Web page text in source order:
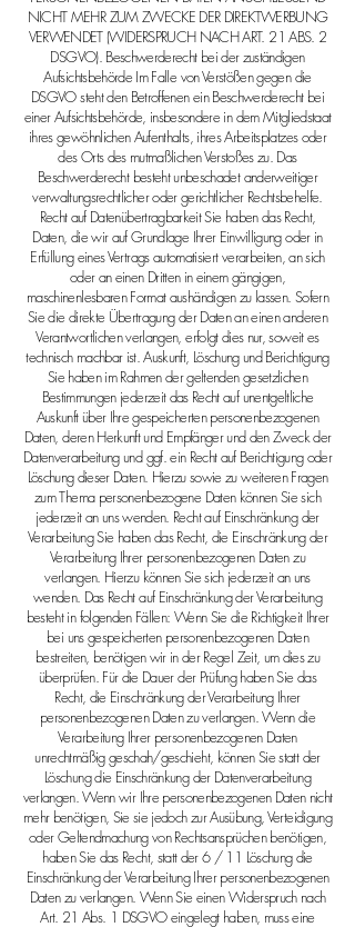
NICHT MEHR ZUM ZWECKE DER DIREKTWERBUNG
VERWENDET (WIDERSPRUCH NACH ART. 21 ABS. 2
DSGVO). Beschwerderecht bei der zuständigen
Aufsichtsbehörde Im Falle von Verstößen gegen die
DSGVO steht den Betroffenen ein Beschwerderecht bei
einer Aufsichtsbehörde, insbesondere in dem Mitgliedstaat
ihres gewöhnlichen Aufenthalts, ihres Arbeitsplatzes oder
des Orts des mutmaßlichen Verstoßes zu. Das
Beschwerderecht besteht unbeschadet anderweitiger
verwaltungsrechtlicher oder gerichtlicher Rechtsbehelfe.
Recht auf Datenübertragbarkeit Sie haben das Recht,
Daten, die wir auf Grundlage Ihrer Einwilligung oder in
Erfüllung eines Vertrags automatisiert verarbeiten, an sich
oder an einen Dritten in einem gängigen,
maschinenlesbaren Format aushändigen zu lassen. Sofern
Sie die direkte Übertragung der Daten an einen anderen
Verantwortlichen verlangen, erfolgt dies nur, soweit es
technisch machbar ist. Auskunft, Löschung und Berichtigung
Sie haben im Rahmen der geltenden gesetzlichen
Bestimmungen jederzeit das Recht auf unentgeltliche
Auskunft über Ihre gespeicherten personenbezogenen
Daten, deren Herkunft und Empfänger und den Zweck der
Datenverarbeitung und ggf. ein Recht auf Berichtigung oder
Löschung dieser Daten. Hierzu sowie zu weiteren Fragen
zum Thema personenbezogene Daten können Sie sich
jederzeit an uns wenden. Recht auf Einschränkung der
Verarbeitung Sie haben das Recht, die Einschränkung der
Verarbeitung Ihrer personenbezogenen Daten zu
verlangen. Hierzu können Sie sich jederzeit an uns
wenden. Das Recht auf Einschränkung der Verarbeitung
besteht in folgenden Fällen: Wenn Sie die Richtigkeit Ihrer
bei uns gespeicherten personenbezogenen Daten
bestreiten, benötigen wir in der Regel Zeit, um dies zu
überprüfen. Für die Dauer der Prüfung haben Sie das
Recht, die Einschränkung der Verarbeitung Ihrer
personenbezogenen Daten zu verlangen. Wenn die
Verarbeitung Ihrer personenbezogenen Daten
unrechtmäßig geschah/geschieht, können Sie statt der
Löschung die Einschränkung der Datenverarbeitung
verlangen. Wenn wir Ihre personenbezogenen Daten nicht
mehr benötigen, Sie sie jedoch zur Ausübung, Verteidigung
oder Geltendmachung von Rechtsansprüchen benötigen,
haben Sie das Recht, statt der 6 / 11 Löschung die
Einschränkung der Verarbeitung Ihrer personenbezogenen
Daten zu verlangen. Wenn Sie einen Widerspruch nach
Art. 21 Abs. 1 DSGVO eingelegt haben, muss eine